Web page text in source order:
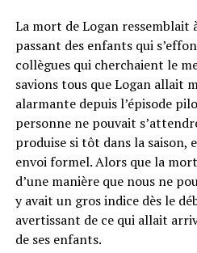
La mort de Logan ressemblait
passant des enfants qui
collègues qui cherchaient le
savions tous que Logan allait
alarmante depuis l’épisode
personne ne pouvait
produise si tôt dans la saison,
envoi formel. Alors que la
d’une manière que nous ne
y avait un gros indice dès le
avertissant de ce qui allait
de ses enfants.